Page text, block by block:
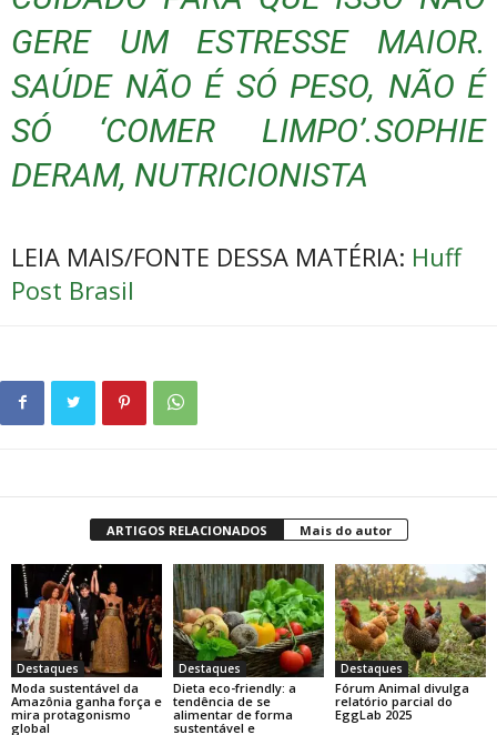
GERE UM ESTRESSE MAIOR.
SAÚDE NÃO É SÓ PESO, NÃO É
SÓ ‘COMER LIMPO’.SOPHIE
DERAM, NUTRICIONISTA
LEIA MAIS/FONTE DESSA MATÉRIA: Huff
Post Brasil
ARTIGOS RELACIONADOS Mais do autor
Destaques
Moda sustentável da
Amazônia ganha força e
mira protagonismo
global
Destaques
Dieta eco-friendly: a
tendência de se
alimentar de forma
sustentável e
Destaques
Fórum Animal divulga
relatório parcial do
EggLab 2025